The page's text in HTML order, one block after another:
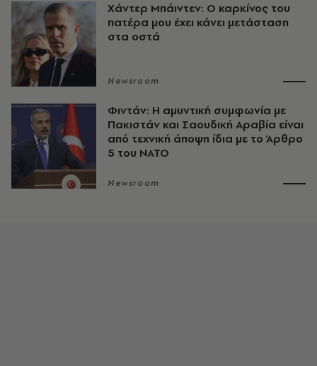
Χάντερ Μπάιντεν: Ο καρκίνος του
πατέρα μου έχει κάνει μετάσταση
στα οστά
Newsroom
Φιντάν: Η αμυντική συμφωνία με
Πακιστάν και Σαουδική Αραβία είναι
από τεχνική άποψη ίδια με τo Άρθρο
5 του ΝΑΤΟ
Newsroom